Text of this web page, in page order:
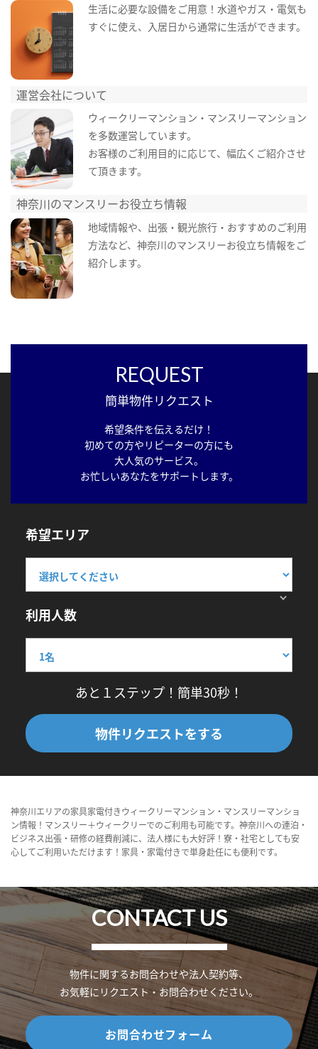
生活に必要な設備をご用意！水道やガス・電気も
すぐに使え、入居日から通常に生活ができます。
運営会社について
ウィークリーマンション・マンスリーマンション
を多数運営しています。
お客様のご利用目的に応じて、幅広くご紹介させ
て頂きます。
神奈川のマンスリーお役立ち情報
地域情報や、出張・観光旅行・おすすめのご利用
方法など、神奈川のマンスリーお役立ち情報をご
紹介します。
REQUEST
簡単物件リクエスト
希望条件を伝えるだけ！
初めての方やリピーターの方にも
大人気のサービス。
お忙しいあなたをサポートします。
希望エリア
利用人数
あと１ステップ！簡単30秒！
物件リクエストをする
神奈川エリアの家具家電付きウィークリーマンション・マンスリーマンショ
ン情報！マンスリー＋ウィークリーでのご利用も可能です。神奈川への連泊・
ビジネス出張・研修の経費削減に、法人様にも大好評！寮・社宅としても安
心してご利用いただけます！家具・家電付きで単身赴任にも便利です。
CONTACT US
物件に関するお問合わせや法人契約等、
お気軽にリクエスト・お問合わせください。
お問合わせフォーム